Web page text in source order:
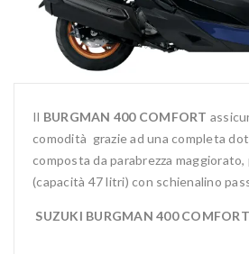
Il BURGMAN 400 COMFORT
comodità grazie ad una completa
composta da parabrezza
(capacità 47 litri) con schienalino
SUZUKI BURGMAN 400